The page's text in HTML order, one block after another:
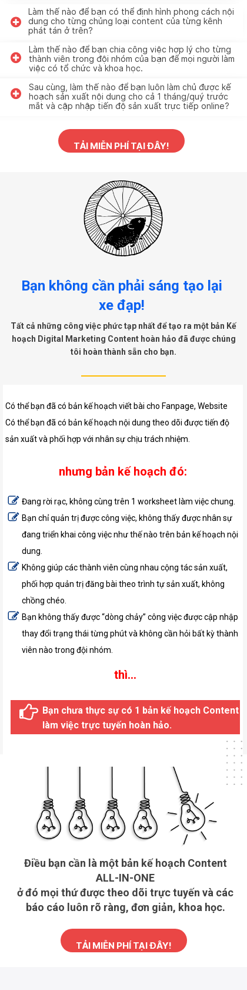
Làm thế nào để bạn có thể định hình phong cách nội
dung cho từng chủng loại content của từng kênh
phát tán ở trên?
Làm thế nào để bạn chia công việc hợp lý cho từng
thành viên trong đội nhóm của bạn để mọi người làm
việc có tổ chức và khoa học.
Sau cùng, làm thế nào để bạn luôn làm chủ được kế
hoạch sản xuất nội dung cho cả 1 tháng/quý trước
mắt và cập nhập tiến độ sản xuất trực tiếp online?
TẢI MIỄN PHÍ TẠI ĐÂY!
Bạn không cần phải sáng tạo lại
xe đạp!
Tất cả những công việc phức tạp nhất để tạo ra một bản Kế
hoạch Digital Marketing Content hoàn hảo đã được chúng
tôi hoàn thành sẵn cho bạn.
Có thể bạn đã có bản kế hoạch viết bài cho Fanpage, Website
Có thể bạn đã có bản kế hoạch nội dung theo dõi được tiến độ
sản xuất và phối hợp với nhân sự chịu trách nhiệm.
Đang rời rạc, không cùng trên 1 worksheet làm việc chung.
Bạn chỉ quản trị được công việc, không thấy được nhân sự
đang triển khai công việc như thế nào trên bản kế hoạch nội
dung.
Không giúp các thành viên cùng nhau cộng tác sản xuất,
phối hợp quản trị đăng bài theo trình tự sản xuất, không
chồng chéo.
Bạn không thấy được “dòng chảy” công việc được cập nhập
thay đổi trạng thái từng phút và không cần hỏi bất kỳ thành
viên nào trong đội nhóm.
nhưng bản kế hoạch đó:
thì...
Bạn chưa thực sự có 1 bản kế hoạch Content
làm việc trực tuyến hoàn hảo.
Điều bạn cần là một bản kế hoạch Content
ALL-IN-ONE
ở đó mọi thứ được theo dõi trực tuyến và các
báo cáo luôn rõ ràng, đơn giản, khoa học.
TẢI MIỄN PHÍ TẠI ĐÂY!